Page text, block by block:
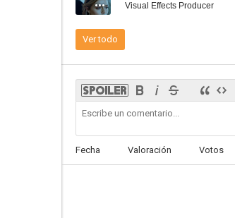
Visual Effects Producer
Ver todo
Fecha Valoración Votos